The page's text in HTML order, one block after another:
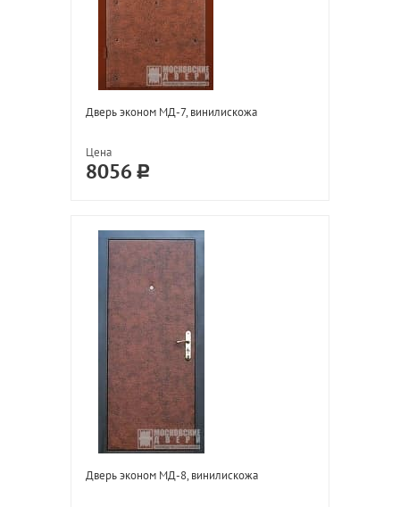
Дверь эконом МД-7, винилискожа
Цена
8056
Дверь эконом МД-8, винилискожа